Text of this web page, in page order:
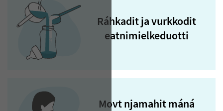
Ráhkadit ja vurkkodit
eatnimielkeduotti
Movt njamahit máná